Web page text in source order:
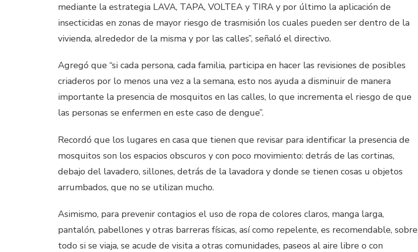
mediante la estrategia LAVA, TAPA, VOLTEA y TIRA y por último la aplicación de
insecticidas en zonas de mayor riesgo de trasmisión los cuales pueden ser dentro de la
vivienda, alrededor de la misma y por las calles”, señaló el directivo.
Agregó que “si cada persona, cada familia, participa en hacer las revisiones de posibles
criaderos por lo menos una vez a la semana, esto nos ayuda a disminuir de manera
importante la presencia de mosquitos en las calles, lo que incrementa el riesgo de que
las personas se enfermen en este caso de dengue”.
Recordó que los lugares en casa que tienen que revisar para identificar la presencia de
mosquitos son los espacios obscuros y con poco movimiento: detrás de las cortinas,
debajo del lavadero, sillones, detrás de la lavadora y donde se tienen cosas u objetos
arrumbados, que no se utilizan mucho.
Asimismo, para prevenir contagios el uso de ropa de colores claros, manga larga,
pantalón, pabellones y otras barreras físicas, así como repelente, es recomendable, sobre
todo si se viaja, se acude de visita a otras comunidades, paseos al aire libre o con